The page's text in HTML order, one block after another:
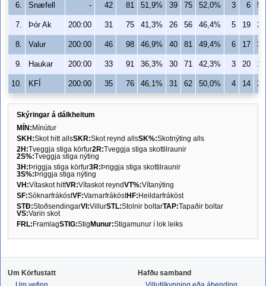
6. Snæfell - 42 81 51,9% 39 75 52,0% 3 6
7. Þór Ak 200:00 31 75 41,3% 26 56 46,4% 5 19
8. Valur 200:00 46 98 46,9% 40 81 49,4% 6 17
9. Haukar 200:00 33 91 36,3% 30 71 42,3% 3 20
10. KFÍ 200:00 35 76 46,1% 31 62 50,0% 4 14
Skýringar á dálkheitum
MÍN: Mínútur
SKH:Skot hitt allsSKR:Skot reynd allsSK%:Skotnýting alls
2H:Tveggja stiga körfur2R:Tveggja stiga skottilraunir
2S%:Tveggja stiga nýting
3H: Þriggja stiga körfur3R: Þriggja stiga skottilraunir
3S%: Þriggja stiga nýting
VH:Vítaskot hittVR:Vítaskot reyndVT%:Vítanýting
SF:SóknarfráköstVF:VarnarfráköstHF: Heildarfráköst
STÐ:StoðsendingarVI:VillurSTL:Stolnir boltarTAP:Tapaðir boltar
VS:Varin skot
FRL: FramlagSTIG:Stig Munur:Stigamunur í lok leiks
Um Körfustatt
Hafðu samband